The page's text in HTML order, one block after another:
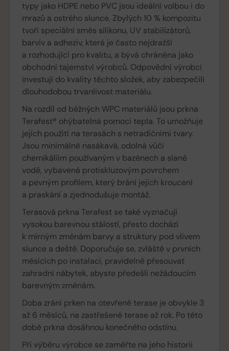
typy jako HDPE nebo PVC jsou ideální volbou i do
mrazů a ostrého slunce. Zbylých 10 % kompozitu
tvoří speciální směs silikonu, UV stabilizátorů,
barviv a adheziv, která je často nejdražší
a rozhodující pro kvalitu, a bývá chráněna jako
obchodní tajemství výrobců. Odpovědní výrobci
investují do kvality těchto složek, aby zabezpečili
dlouhodobou trvanlivost materiálu.
Na rozdíl od běžných WPC materiálů jsou prkna
Terafest® ohýbatelná pomocí tepla. To umožňuje
jejich použití na terasách s netradičními tvary.
Jsou minimálně nasákavá, odolná vůči
chemikáliím používaným v bazénech a slané
vodě, vybavená protiskluzovým povrchem
a pevným profilem, který brání jejich kroucení
a praskání a zjednodušuje montáž.
Terasová prkna Terafest se také vyznačují
vysokou barevnou stálostí, přesto dochází
k mírným změnám barvy a struktury pod vlivem
slunce a deště. Doporučuje se, zvláště v prvních
měsících po instalaci, pravidelně přesouvat
zahradní nábytek, abyste předešli nežádoucím
barevným změnám.
Doba zrání prken na otevřené terase je obvykle 3
až 6 měsíců, na zastřešené terase až rok. Po této
době prkna dosáhnou konečného odstínu.
Při výběru výrobce se zaměřte na jeho historii